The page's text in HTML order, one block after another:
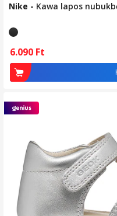
Nike - Kawa lapos
6.090 Ft